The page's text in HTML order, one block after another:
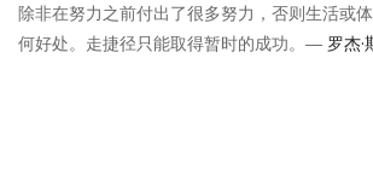
除非在努力之前付出了很多努力，否则生活或
何好处。走捷径只能取得暂时的成功。― 罗杰·